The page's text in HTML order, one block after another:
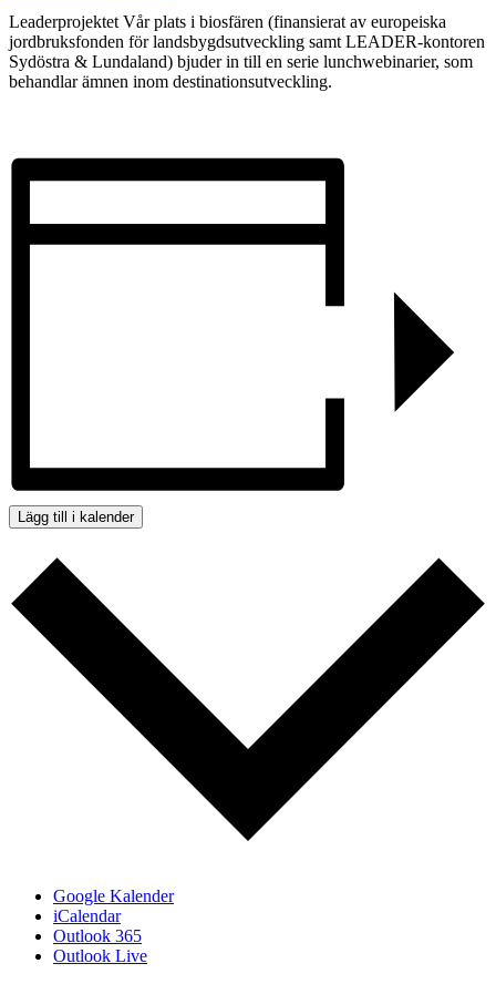
Leaderprojektet Vår plats i biosfären (finansierat av europeiska
jordbruksfonden för landsbygdsutveckling samt LEADER-kontoren
Sydöstra & Lundaland) bjuder in till en serie lunchwebinarier, som
behandlar ämnen inom destinationsutveckling.
Lägg till i kalender
Google Kalender
iCalendar
Outlook 365
Outlook Live